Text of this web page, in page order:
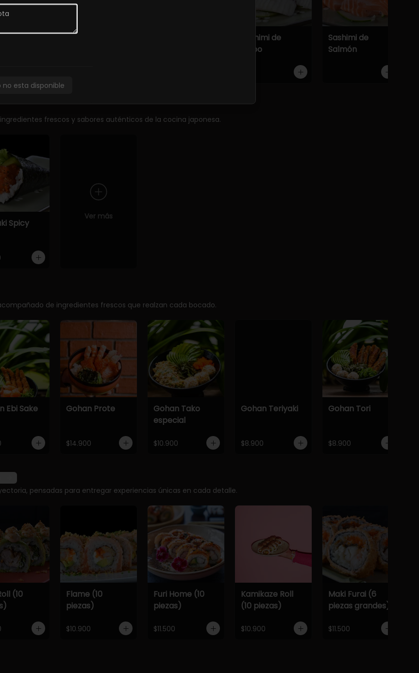
Tako
Sashimi
Sashimi de
Pulpo
Sashimi de
Salmón
frescos y sabores auténticos de la cocina japonesa.
Spicy
Ver más
de ingredientes frescos que realzan cada bocado.
Ebi Sake Gohan Prote
$14.900
Gohan Tako
especial
$10.900
Gohan Teriyaki
$8.900
Gohan Tori
$8.900
pensadas para entregar experiencias únicas en cada detalle.
(10
Flame (10
piezas)
$10.900
Furi Home (10
piezas)
$11.500
Kamikaze Roll
(10 piezas)
$10.900
Maki Furai (6
piezas grandes)
$11.500
no esta disponible